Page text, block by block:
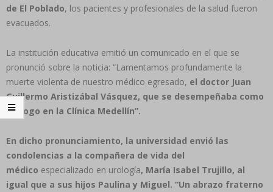
de El Poblado, los pacientes y profesionales de la salud fueron
evacuados.
La institución educativa emitió un comunicado en el que se
pronunció sobre la noticia: “Lamentamos profundamente la
muerte violenta de nuestro médico egresado, el doctor Juan
Guillermo Aristizábal Vásquez, que se desempeñaba como
urólogo en la Clínica Medellín”.
En dicho pronunciamiento, la universidad envió las
condolencias a la compañera de vida del
médico especializado en urología, María Isabel Trujillo, al
igual que a sus hijos Paulina y Miguel. “Un abrazo fraterno